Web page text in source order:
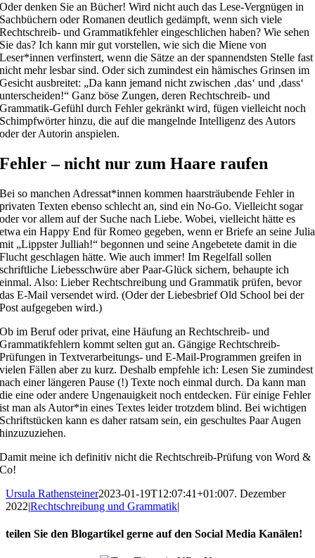
Oder denken Sie an Bücher! Wird nicht auch das Lese-Vergnügen in
Sachbüchern oder Romanen deutlich gedämpft, wenn sich viele
Rechtschreib- und Grammatikfehler eingeschlichen haben? Wie sehen
Sie das? Ich kann mir gut vorstellen, wie sich die Miene von
Leser*innen verfinstert, wenn die Sätze an der spannendsten Stelle fast
nicht mehr lesbar sind. Oder sich zumindest ein hämisches Grinsen im
Gesicht ausbreitet: „Da kann jemand nicht zwischen ‚das‘ und ‚dass‘
unterscheiden!“ Ganz böse Zungen, deren Rechtschreib- und
Grammatik-Gefühl durch Fehler gekränkt wird, fügen vielleicht noch
Schimpfwörter hinzu, die auf die mangelnde Intelligenz des Autors
oder der Autorin anspielen.
Fehler – nicht nur zum Haare raufen
Bei so manchen Adressat*innen kommen haarsträubende Fehler in
privaten Texten ebenso schlecht an, sind ein No-Go. Vielleicht sogar
oder vor allem auf der Suche nach Liebe. Wobei, vielleicht hätte es
etwa ein Happy End für Romeo gegeben, wenn er Briefe an seine Julia
mit „Lippster Julliah!“ begonnen und seine Angebetete damit in die
Flucht geschlagen hätte. Wie auch immer! Im Regelfall sollen
schriftliche Liebesschwüre aber Paar-Glück sichern, behaupte ich
einmal. Also: Lieber Rechtschreibung und Grammatik prüfen, bevor
das E-Mail versendet wird. (Oder der Liebesbrief Old School bei der
Post aufgegeben wird.)
Ob im Beruf oder privat, eine Häufung an Rechtschreib- und
Grammatikfehlern kommt selten gut an. Gängige Rechtschreib-
Prüfungen in Textverarbeitungs- und E-Mail-Programmen greifen in
vielen Fällen aber zu kurz. Deshalb empfehle ich: Lesen Sie zumindest
nach einer längeren Pause (!) Texte noch einmal durch. Da kann man
die eine oder andere Ungenauigkeit noch entdecken. Für einige Fehler
ist man als Autor*in eines Textes leider trotzdem blind. Bei wichtigen
Schriftstücken kann es daher ratsam sein, ein geschultes Paar Augen
hinzuzuziehen.
Damit meine ich definitiv nicht die Rechtschreib-Prüfung von Word &
Co!
Ursula Rathensteiner2023-01-19T12:07:41+01:007. Dezember
2022|Rechtschreibung und Grammatik|
teilen Sie den Blogartikel gerne auf den Social Media Kanälen!